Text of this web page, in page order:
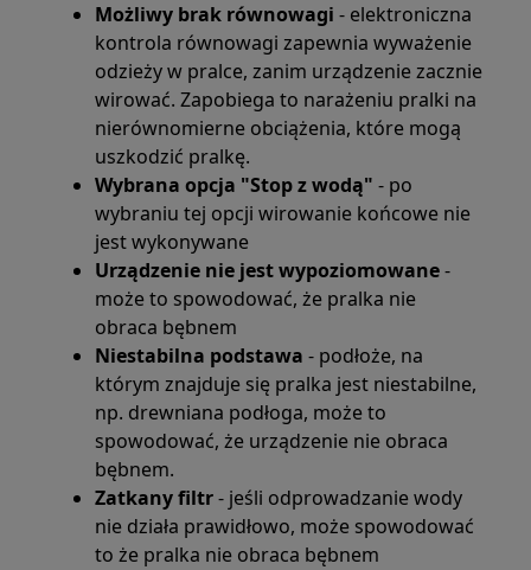
Możliwy brak równowagi - elektroniczna
kontrola równowagi zapewnia wyważenie
odzieży w pralce, zanim urządzenie zacznie
wirować. Zapobiega to narażeniu pralki na
nierównomierne obciążenia, które mogą
uszkodzić pralkę.
Wybrana opcja "Stop z wodą" - po
wybraniu tej opcji wirowanie końcowe nie
jest wykonywane
Urządzenie nie jest wypoziomowane-
może to spowodować, że pralka nie
obraca bębnem
Niestabilna podstawa - podłoże, na
którym znajduje się pralka jest niestabilne,
np. drewniana podłoga, może to
spowodować, że urządzenie nie obraca
bębnem.
Zatkany filtr- jeśli odprowadzanie wody
nie działa prawidłowo, może spowodować
to że pralka nie obraca bębnem